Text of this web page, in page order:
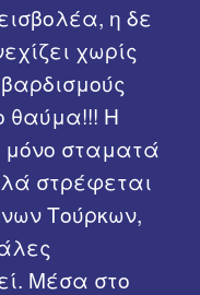
η δε
χωρίς
θαύμα!!! Η
μόνο σταματά
στρέφεται
Τούρκων,
Μέσα στο